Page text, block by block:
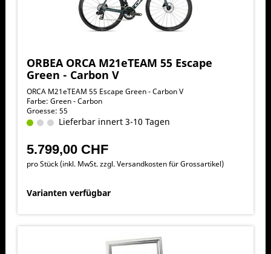
ORBEA ORCA M21eTEAM 55 Escape
Green - Carbon V
ORCA M21eTEAM 55 Escape Green - Carbon V
Farbe: Green - Carbon
Groesse: 55
Lieferbar innert 3-10 Tagen
5.799,00 CHF
pro Stück (inkl. MwSt. zzgl.Versandkosten für Grossartikel)
Varianten verfügbar